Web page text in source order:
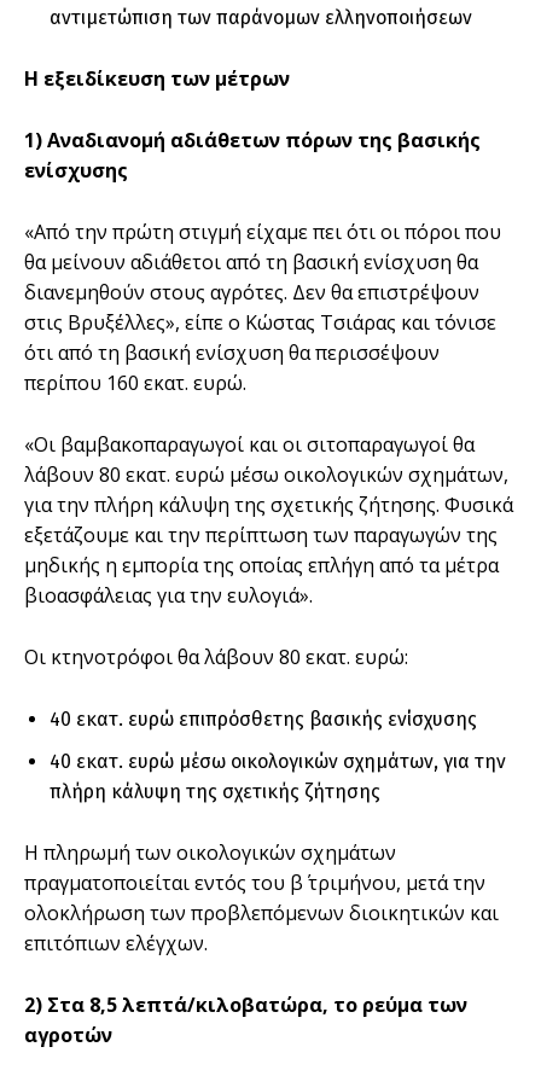
αντιμετώπιση των παράνομων ελληνοποιήσεων
Η εξειδίκευση των μέτρων
1) Αναδιανομή αδιάθετων πόρων της βασικής
ενίσχυσης
«Από την πρώτη στιγμή είχαμε πει ότι οι πόροι που
θα μείνουν αδιάθετοι από τη βασική ενίσχυση θα
διανεμηθούν στους αγρότες. Δεν θα επιστρέψουν
στις Βρυξέλλες», είπε ο Κώστας Τσιάρας και τόνισε
ότι από τη βασική ενίσχυση θα περισσέψουν
περίπου 160 εκατ. ευρώ.
«Οι βαμβακοπαραγωγοί και οι σιτοπαραγωγοί θα
λάβουν 80 εκατ. ευρώ μέσω οικολογικών σχημάτων,
για την πλήρη κάλυψη της σχετικής ζήτησης. Φυσικά
εξετάζουμε και την περίπτωση των παραγωγών της
μηδικής η εμπορία της οποίας επλήγη από τα μέτρα
βιοασφάλειας για την ευλογιά».
Οι κτηνοτρόφοι θα λάβουν 80 εκατ. ευρώ:
40 εκατ. ευρώ επιπρόσθετης βασικής ενίσχυσης
40 εκατ. ευρώ μέσω οικολογικών σχημάτων, για την
πλήρη κάλυψη της σχετικής ζήτησης
Η πληρωμή των οικολογικών σχημάτων
πραγματοποιείται εντός του β΄ τριμήνου, μετά την
ολοκλήρωση των προβλεπόμενων διοικητικών και
επιτόπιων ελέγχων.
2) Στα 8,5 λεπτά/κιλοβατώρα, το ρεύμα των
αγροτών